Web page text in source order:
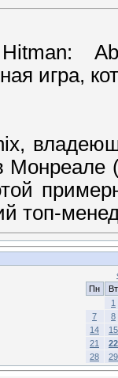
игра,
топ-
Пн
Вт
1
7
8
14
15
21
22
28
29